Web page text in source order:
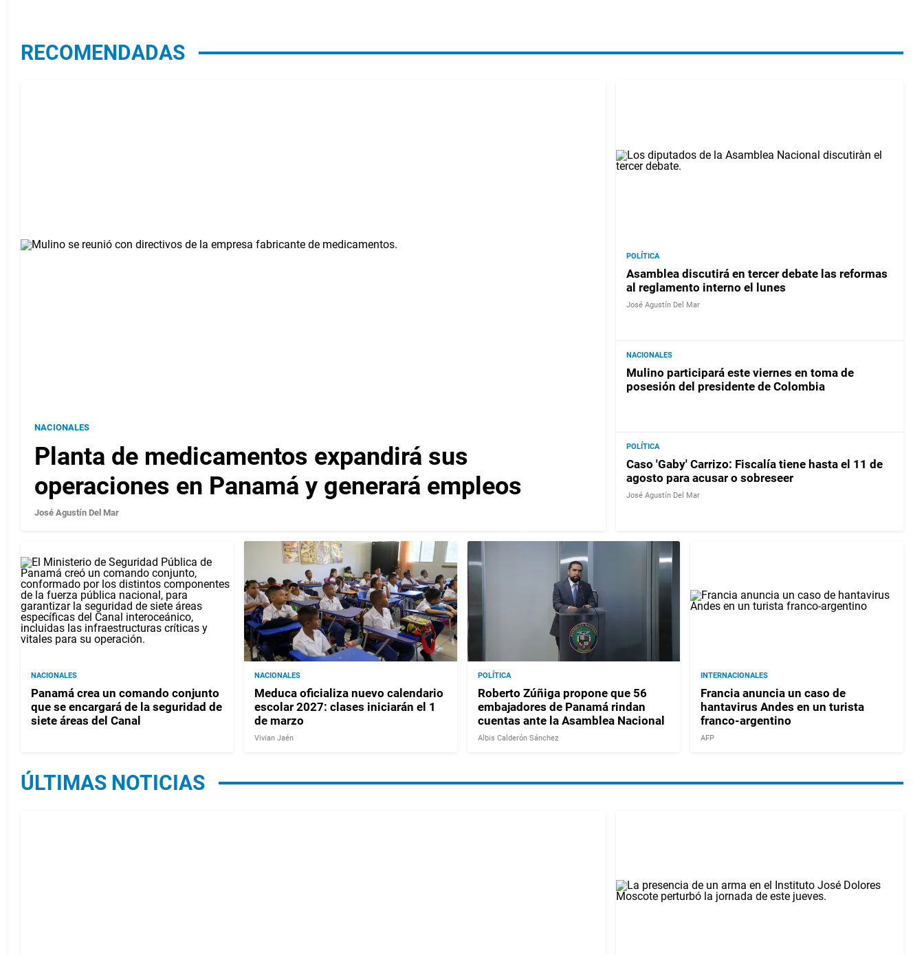
RECOMENDADAS
NACIONALES
Planta de medicamentos expandirá sus
operaciones en Panamá y generará empleos
José Agustín Del Mar
POLÍTICA
Asamblea discutirá en tercer debate las reformas
al reglamento interno el lunes
José Agustín Del Mar
NACIONALES
Mulino participará este viernes en toma de
posesión del presidente de Colombia
POLÍTICA
Caso 'Gaby' Carrizo: Fiscalía tiene hasta el 11 de
agosto para acusar o sobreseer
José Agustín Del Mar
NACIONALES
Panamá crea un comando conjunto
que se encargará de la seguridad de
siete áreas del Canal
NACIONALES
Meduca oficializa nuevo calendario
escolar 2027: clases iniciarán el 1
de marzo
Vivian Jaén
POLÍTICA
Roberto Zúñiga propone que 56
embajadores de Panamá rindan
cuentas ante la Asamblea Nacional
Albis Calderón Sánchez
INTERNACIONALES
Francia anuncia un caso de
hantavirus Andes en un turista
franco-argentino
AFP
ÚLTIMAS NOTICIAS